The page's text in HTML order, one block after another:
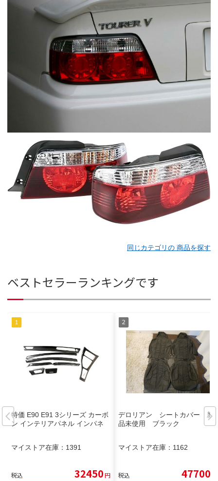
同じカテゴリの 商品を探す
ベストセラーランキングです
特価 E90 E91 3シリーズ カーボ
ン インテリアパネル インパネ
マイストア在庫： 1391
税込 32450円
デロリアン シートカバー 新
品未使用 ブラック
マイストア在庫： 1162
税込 47700